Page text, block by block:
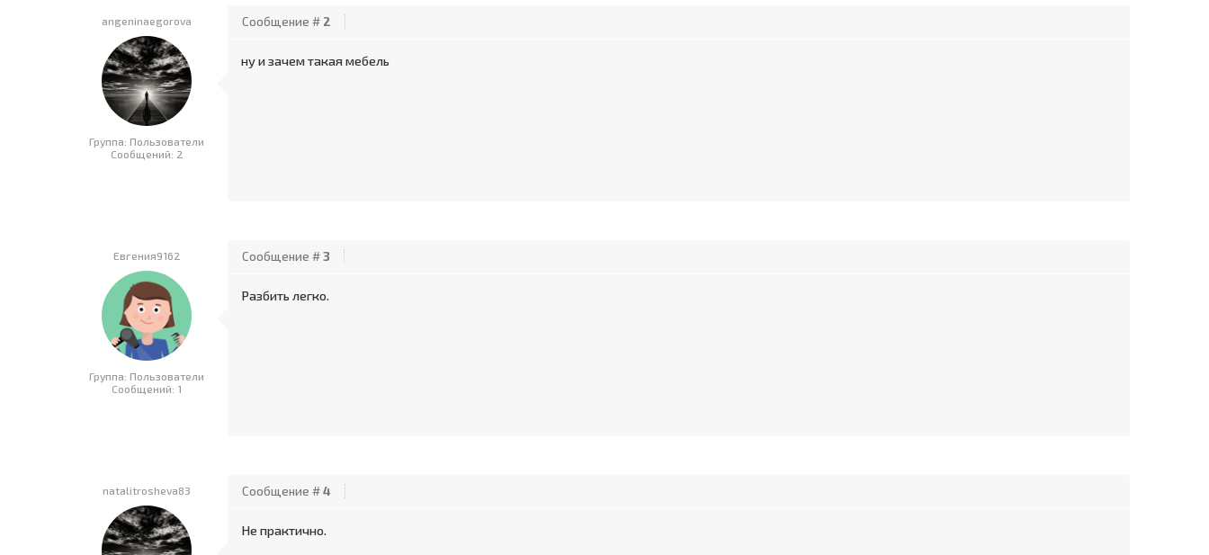
angeninaegorova
Группа: Пользователи
Сообщений: 2
Сообщение # 2
ну и зачем такая мебель
Евгения9162
Группа: Пользователи
Сообщений: 1
Сообщение #3
Разбить легко.
natalitrosheva83 Сообщение #4
Не практично.